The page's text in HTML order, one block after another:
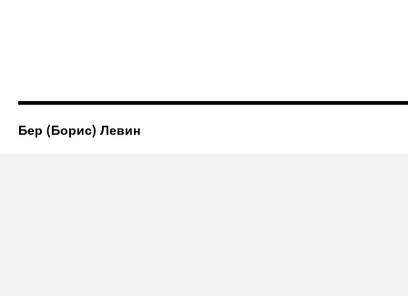
Бер (Борис) Левин